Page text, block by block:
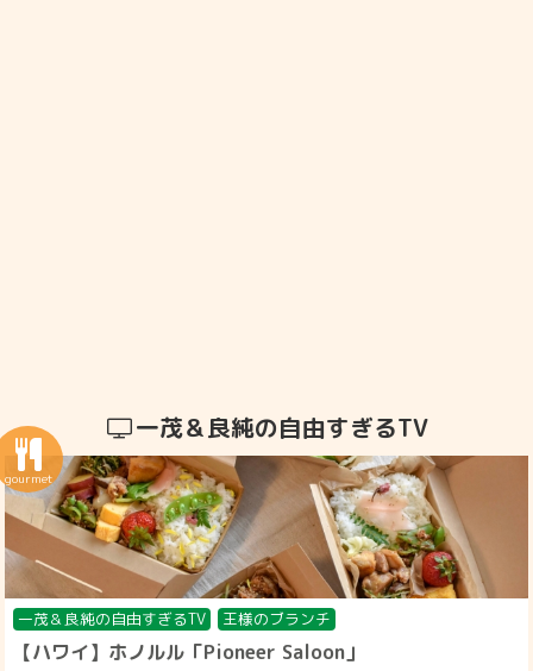
一茂＆良純の自由すぎるTV
一茂＆良純の自由すぎるTV 王様のブランチ
【ハワイ】ホノルル「Pioneer Saloon」